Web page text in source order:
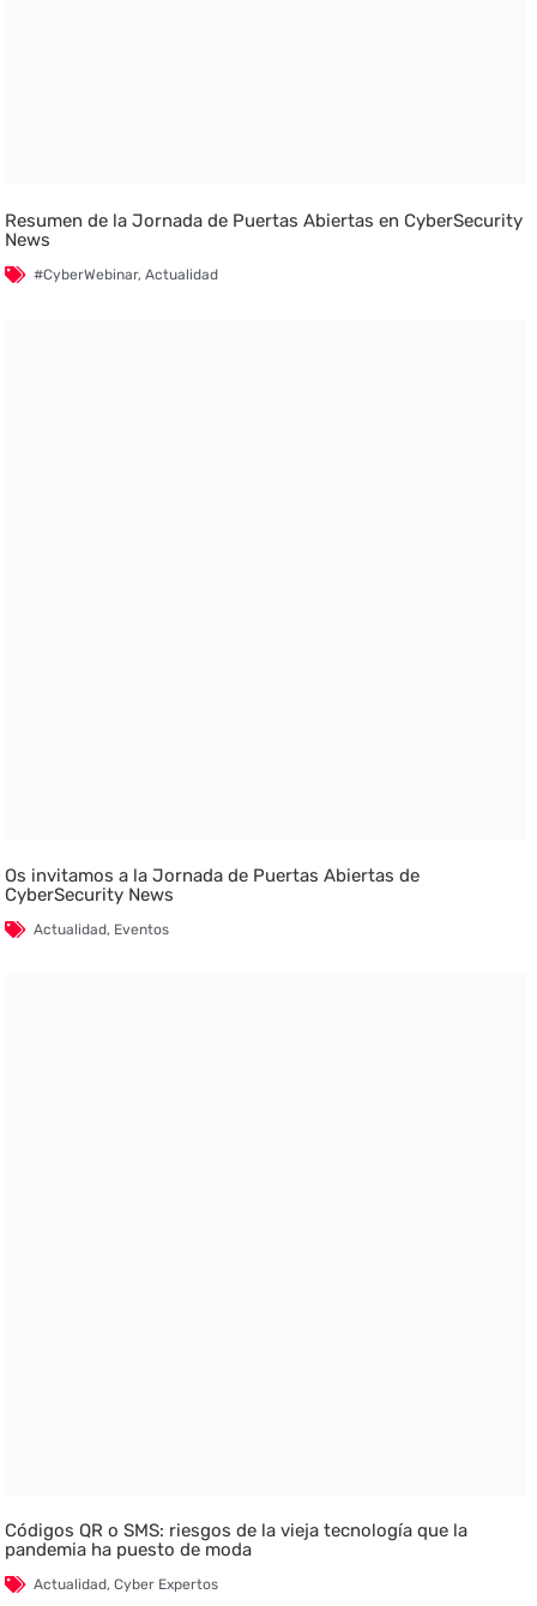
Resumen de la Jornada de Puertas Abiertas en CyberSecurity
News
#CyberWebinar,Actualidad
Os invitamos a la Jornada de Puertas Abiertas de
CyberSecurity News
Actualidad, Eventos
Códigos QR o SMS: riesgos de la vieja tecnología que la
pandemia ha puesto de moda
Actualidad,Cyber Expertos